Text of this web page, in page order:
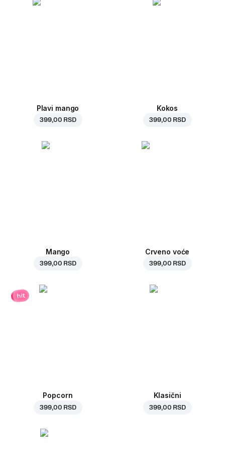
Plavi mango
399,00 RSD
Kokos
399,00 RSD
Mango
399,00 RSD
Crveno voće
399,00 RSD
hit
Popcorn
399,00 RSD
Klasični
399,00 RSD